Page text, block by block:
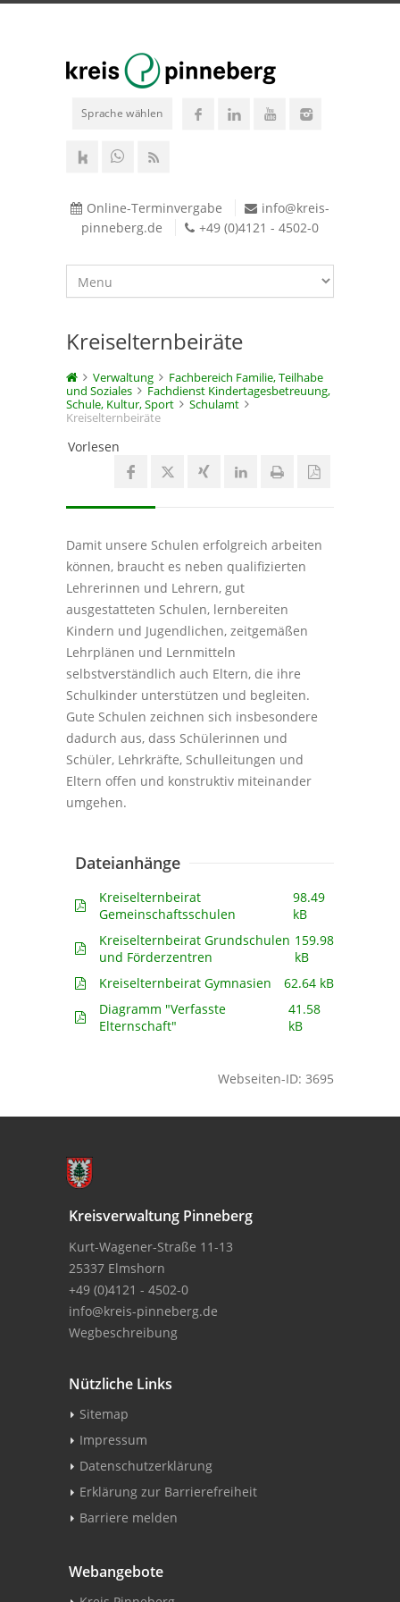
Sprache wählen
Online-Terminvergabe
info@kreis-
pinneberg.de
+49 (0)4121 - 4502-0
Kreiselternbeiräte
Verwaltung
Fachbereich Familie, Teilhabe
und Soziales
Fachdienst Kindertagesbetreuung,
Schule, Kultur, Sport
Schulamt
Kreiselternbeiräte
Vorlesen
Damit unsere Schulen erfolgreich arbeiten
können, braucht es neben qualifizierten
Lehrerinnen und Lehrern, gut
ausgestatteten Schulen, lernbereiten
Kindern und Jugendlichen, zeitgemäßen
Lehrplänen und Lernmitteln
selbstverständlich auch Eltern, die ihre
Schulkinder unterstützen und begleiten.
Gute Schulen zeichnen sich insbesondere
dadurch aus, dass Schülerinnen und
Schüler, Lehrkräfte, Schulleitungen und
Eltern offen und konstruktiv miteinander
umgehen.
Dateianhänge
Kreiselternbeirat
Gemeinschaftsschulen
98.49
kB
Kreiselternbeirat Grundschulen
und Förderzentren
159.98
kB
Kreiselternbeirat Gymnasien
62.64 kB
Diagramm "Verfasste
Elternschaft"
41.58
kB
Webseiten-ID: 3695
Kreisverwaltung Pinneberg
Kurt-Wagener-Straße 11-13
25337 Elmshorn
+49 (0)4121 - 4502-0
info@kreis-pinneberg.de
Wegbeschreibung
Nützliche Links
Sitemap
Impressum
Datenschutzerklärung
Erklärung zur Barrierefreiheit
Barriere melden
Webangebote